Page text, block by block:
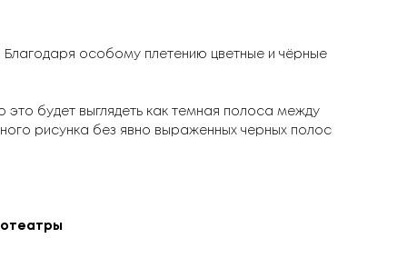
Благодаря особому плетению цветные и чёрные
это будет выглядеть как темная полоса между
рисунка без явно выраженных черных полос